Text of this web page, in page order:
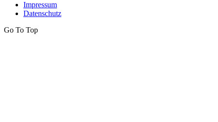
Impressum
Datenschutz
Go To Top